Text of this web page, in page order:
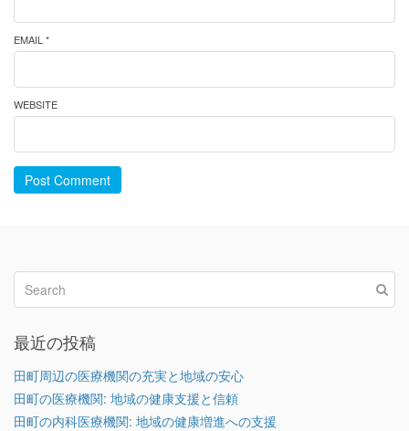
EMAIL *
WEBSITE
Post Comment
最近の投稿
田町周辺の医療機関の充実と地域の安心
田町の医療機関: 地域の健康支援と信頼
田町の内科医療機関: 地域の健康増進への支援